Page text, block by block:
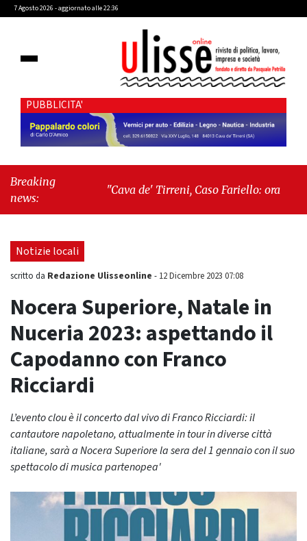
7 Agosto 2026 - aggiornato alle 22:36
PUBBLICITA'
Breaking
news:
"Cava de' Tirreni, Caso Fariello: ora torniamo
Notizie locali
scritto da Redazione Ulisseonline - 12 Dicembre 2023 07:08
Nocera Superiore, Natale in
Nuceria 2023: aspettando il
Capodanno con Franco
Ricciardi
L’evento clou è il concerto dal vivo di Franco Ricciardi: il
cantautore napoletano, attualmente in tour in diverse città
italiane, sarà a Nocera Superiore la sera del 1 gennaio con il suo
spettacolo di musica partenopea'